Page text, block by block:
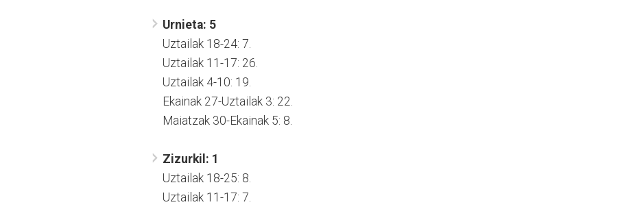
Urnieta: 5
Uztailak 18-24: 7.
Uztailak 11-17: 26.
Uztailak 4-10: 19.
Ekainak 27-Uztailak 3: 22.
Maiatzak 30-Ekainak 5: 8.
Zizurkil: 1
Uztailak 18-25: 8.
Uztailak 11-17: 7.